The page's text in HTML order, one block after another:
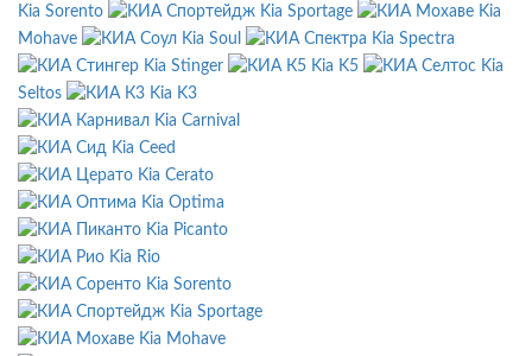
Kia Sorento Kia Sportage
Kia
Mohave
Kia Soul
Kia Spectra
Kia Stinger
Kia K5
Kia
Seltos
Kia K3
Kia Carnival
Kia Ceed
Kia Cerato
Kia Optima
Kia Picanto
Kia Rio
Kia Sorento
Kia Sportage
Kia Mohave